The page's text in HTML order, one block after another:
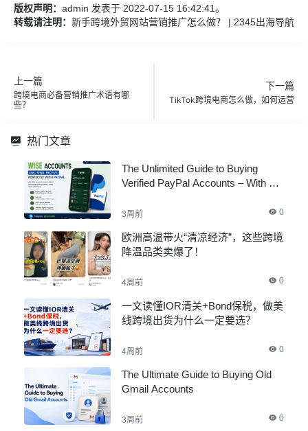
版权声明： admin 发表于 2022-07-15 16:42:41。
转载请注明： 新手跨境外贸网站营销推广怎么做？ | 2345出海导航
上一篇
跨境电商必备营销推广术语有哪
些？
下一篇
TikTok跨境电商怎么做，如何运营
热门文章
The Unlimited Guide to Buying
Verified PayPal Accounts – With All
3周前 0
欧洲高温带火“清凉经济”，这些跨境
降温品类卖爆了！
4周前 0
一文读懂IOR清关+Bond保税，做美
线跨境出货为什么一定要选？
4周前 0
The Ultimate Guide to Buying Old
Gmail Accounts
3周前 0